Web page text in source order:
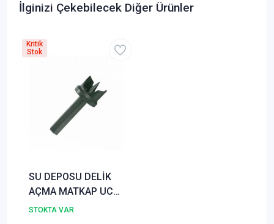
İlginizi Çekebilecek Diğer Ürünler
SU DEPOSU DELİK
AÇMA MATKAP UCU
(HR1 REKOR)
STOKTA VAR
Kritik
Stok